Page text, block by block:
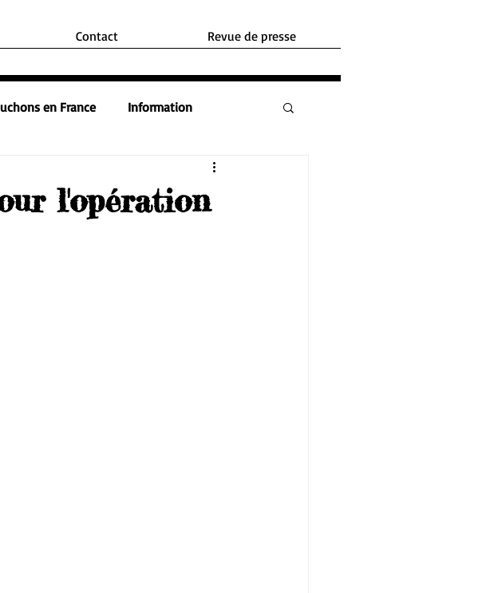
Contact Revue de presse
en France Information
l'opération